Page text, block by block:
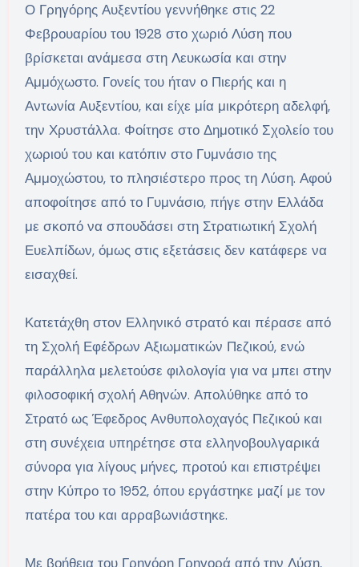
Ο Γρηγόρης Αυξεντίου γεννήθηκε στις 22
Φεβρουαρίου του 1928 στο χωριό Λύση που
βρίσκεται ανάμεσα στη Λευκωσία και στην
Αμμόχωστο. Γονείς του ήταν ο Πιερής και η
Αντωνία Αυξεντίου, και είχε μία μικρότερη αδελφή,
την Χρυστάλλα. Φοίτησε στο Δημοτικό Σχολείο του
χωριού του και κατόπιν στο Γυμνάσιο της
Αμμοχώστου, το πλησιέστερο προς τη Λύση. Αφού
αποφοίτησε από το Γυμνάσιο, πήγε στην Ελλάδα
με σκοπό να σπουδάσει στη Στρατιωτική Σχολή
Ευελπίδων, όμως στις εξετάσεις δεν κατάφερε να
εισαχθεί.
Κατετάχθη στον Ελληνικό στρατό και πέρασε από
τη Σχολή Εφέδρων Αξιωματικών Πεζικού, ενώ
παράλληλα μελετούσε φιλολογία για να μπει στην
φιλοσοφική σχολή Αθηνών. Απολύθηκε από το
Στρατό ως Έφεδρος Ανθυπολοχαγός Πεζικού και
στη συνέχεια υπηρέτησε στα ελληνοβουλγαρικά
σύνορα για λίγους μήνες, προτού και επιστρέψει
στην Κύπρο το 1952, όπου εργάστηκε μαζί με τον
πατέρα του και αρραβωνιάστηκε.
Με βοήθεια του Γρηγόρη Γρηγορά από την Λύση,